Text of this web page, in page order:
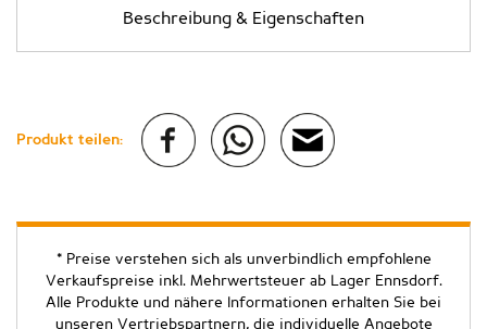
Beschreibung & Eigenschaften
Produkt teilen:
* Preise verstehen sich als unverbindlich empfohlene
Verkaufspreise inkl. Mehrwertsteuer ab Lager Ennsdorf.
Alle Produkte und nähere Informationen erhalten Sie bei
unseren Vertriebspartnern, die individuelle Angebote